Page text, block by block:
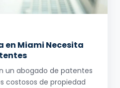
en Miami Necesita
un abogado de patentes
costosos de propiedad